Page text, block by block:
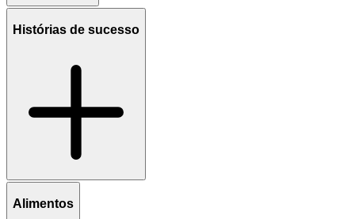
Histórias de sucesso
Alimentos